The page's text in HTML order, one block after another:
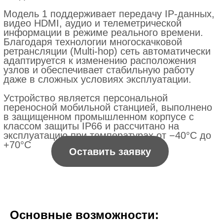
Основные возможности: